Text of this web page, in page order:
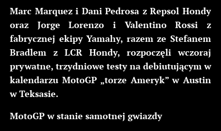
Marc Marquez i Dani Pedrosa z Repsol Hondy
oraz Jorge Lorenzo i Valentino Rossi z
fabrycznej ekipy Yamahy, razem ze Stefanem
Bradlem z LCR Hondy, rozpoczęli wczoraj
prywatne, trzydniowe testy na debiutującym w
kalendarzu MotoGP „torze Ameryk” w Austin
w Teksasie.
MotoGP w stanie samotnej gwiazdy